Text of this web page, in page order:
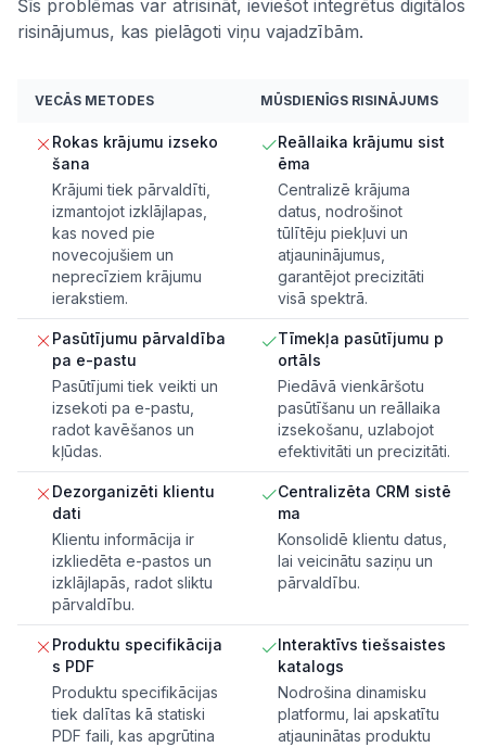
Šīs problēmas var atrisināt, ieviešot integrētus digitālos
risinājumus, kas pielāgoti viņu vajadzībām.
VECĀS METODES MŪSDIENĪGS RISINĀJUMS
Rokas krājumu izseko
šana
Krājumi tiek pārvaldīti,
izmantojot izklājlapas,
kas noved pie
novecojušiem un
neprecīziem krājumu
ierakstiem.
Reāllaika krājumu sist
ēma
Centralizē krājuma
datus, nodrošinot
tūlītēju piekļuvi un
atjauninājumus,
garantējot precizitāti
visā spektrā.
Pasūtījumu pārvaldība
pa e-pastu
Pasūtījumi tiek veikti un
izsekoti pa e-pastu,
radot kavēšanos un
kļūdas.
Tīmekļa pasūtījumu p
ortāls
Piedāvā vienkāršotu
pasūtīšanu un reāllaika
izsekošanu, uzlabojot
efektivitāti un precizitāti.
Dezorganizēti klientu
dati
Klientu informācija ir
izkliedēta e-pastos un
izklājlapās, radot sliktu
pārvaldību.
Centralizēta CRM sistē
ma
Konsolidē klientu datus,
lai veicinātu saziņu un
pārvaldību.
Produktu specifikācija
s PDF
Produktu specifikācijas
tiek dalītas kā statiski
PDF faili, kas apgrūtina
Interaktīvs tiešsaistes
katalogs
Nodrošina dinamisku
platformu, lai apskatītu
atjauninātas produktu